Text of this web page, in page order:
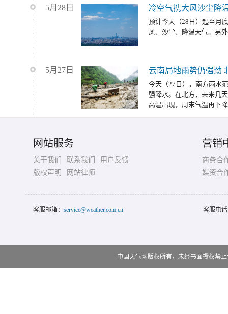
5月28日 冷空气携大风沙尘降
预计今天（28日）起至月
风、沙尘、降温天气。另
5月27日 云南局地雨势仍强劲
今天（27日），南方雨水
强降水。在北方，未来几
高温出现，周末气温再下
网站服务
关于我们 联系我们
用户反馈
版权声明
网站律师
营销
商务合
媒资合
客服邮箱： service@weather.com.cn 客服电
中国天气网版权所有，未经书面授权